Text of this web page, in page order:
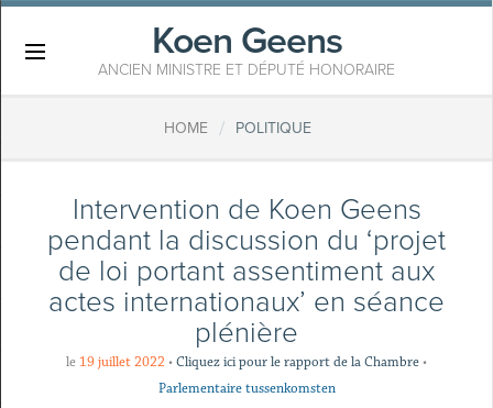
Koen Geens
ANCIEN MINISTRE ET DÉPUTÉ HONORAIRE
HOME / POLITIQUE
Intervention de Koen Geens
pendant la discussion du ‘projet
de loi portant assentiment aux
actes internationaux’ en séance
plénière
le19 juillet 2022 •Cliquez ici pour le rapport de la Chambre•
Parlementaire tussenkomsten